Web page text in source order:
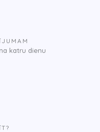
katru dienu